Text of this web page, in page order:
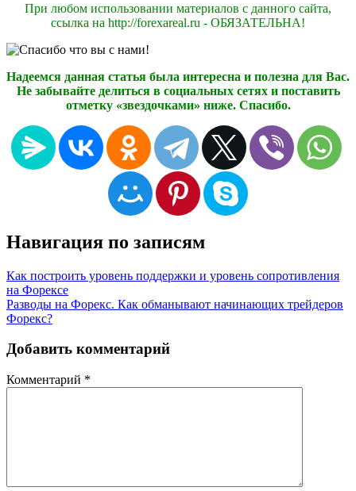
При любом использовании материалов с данного сайта,
ссылка на http://forexareal.ru - ОБЯЗАТЕЛЬНА!
Надеемся данная статья была интересна и полезна для Вас.
Не забывайте делиться в социальных сетях и поставить
отметку «звездочками» ниже. Спасибо.
Навигация по записям
Как построить уровень поддержки и уровень сопротивления
на Форексе
Разводы на Форекс. Как обманывают начинающих трейдеров
Форекс?
Добавить комментарий
Комментарий *